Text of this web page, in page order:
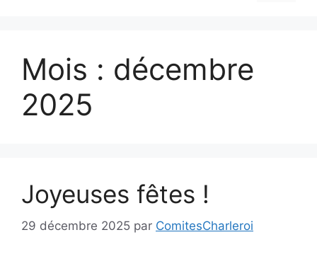
Mois : décembre
2025
Joyeuses fêtes !
29 décembre 2025 par ComitesCharleroi